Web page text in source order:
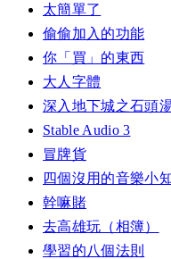
太簡單了
偷偷加入的功能
你「買」的東西
大人字體
深入地下城之石頭
Stable Audio 3
冒牌貨
四個沒用的音樂小
幹嘛賭
去高雄玩（相簿）
學習的八個法則